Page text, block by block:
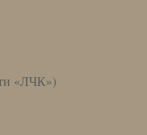
«ЛЧК»)